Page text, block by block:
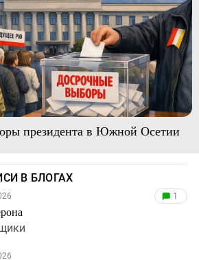
президента в Южной Осетии
В БЛОГАХ
1